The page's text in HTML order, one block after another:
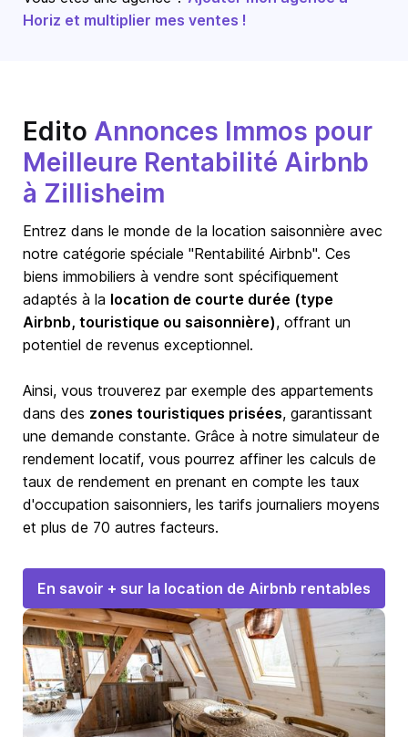
Horiz et multiplier mes ventes !
Edito Annonces Immos pour
Meilleure Rentabilité Airbnb
à Zillisheim
Entrez dans le monde de la location saisonnière avec
notre catégorie spéciale "Rentabilité Airbnb". Ces
biens immobiliers à vendre sont spécifiquement
adaptés à la location de courte durée (type
Airbnb, touristique ou saisonnière), offrant un
potentiel de revenus exceptionnel.
Ainsi, vous trouverez par exemple des appartements
dans des zones touristiques prisées, garantissant
une demande constante. Grâce à notre simulateur de
rendement locatif, vous pourrez affiner les calculs de
taux de rendement en prenant en compte les taux
d'occupation saisonniers, les tarifs journaliers moyens
et plus de 70 autres facteurs.
En savoir + sur la location de Airbnb rentables